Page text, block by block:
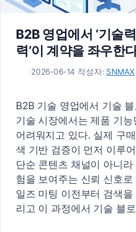
B2B 영업에서 ‘기술
력’이 계약을 좌우한
2026-06-14 작성자: SNMAX
B2B 기술 영업에서 기술
기술 시장에서는 제품 기
어려워지고 있다. 실제 구
색 기반 검증이 먼저 이루
단순 콘텐츠 채널이 아니
험을 보여주는 신뢰 신호
일즈 미팅 이전부터 검색
리고 이 과정에서 기술 블